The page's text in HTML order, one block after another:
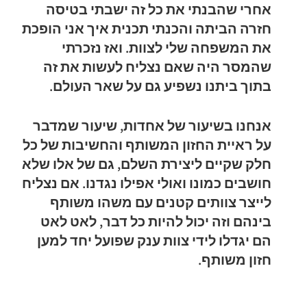
אחרי שהבנתי את כל זה ישבתי בטיסה
חזרה הביתה והכנתי תכנית איך אני הופכת
את המשפחה שלי לצוות. ואז נזכרתי
שהמסר היה שאם נצליח לעשות את זה
בתוך ביתנו נשפיע גם על שאר העולם.
אנחנו בשיעור של אחדות, שיעור שמדבר
על ראיית החזון המשותף והחשיבות של כל
חלק שקיים ליצירת השלם, גם של אלו שלא
חושבים כמונו ואולי אפילו נגדנו. אם נצליח
לייצר צוותים קטנים עם משהו משותף
בינהם וזה יכול להיות כל דבר, לאט לאט
הם יגדלו לידי צוות ענק שפועל יחד למען
חזון משותף.